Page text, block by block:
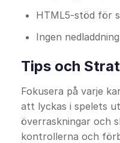
HTML5-stöd för
Ingen
Tips och
Fokusera på varje
att lyckas i spelets
överraskningar och
kontrollerna och